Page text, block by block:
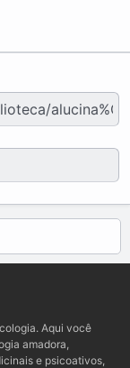
Aqui você
amadora,
e psicoativos,